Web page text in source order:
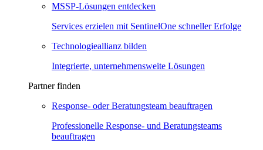
MSSP-Lösungen entdecken
Services erzielen mit SentinelOne schneller Erfolge
Technologieallianz bilden
Integrierte, unternehmensweite Lösungen
Partner finden
Response- oder Beratungsteam beauftragen
Professionelle Response- und Beratungsteams
beauftragen